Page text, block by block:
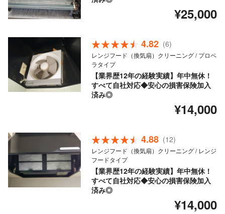
¥25,000
4.82 (6)
レンジフード（換気扇）クリーニング / プロペ
ラタイプ
【業界歴12年の経験実績】年中無休！
すべて自社対応◆安心の損害保険加入
済み◎
¥14,000
4.88 (12)
レンジフード（換気扇）クリーニング / レンジ
フードタイプ
【業界歴12年の経験実績】年中無休！
すべて自社対応◆安心の損害保険加入
済み◎
¥14,000